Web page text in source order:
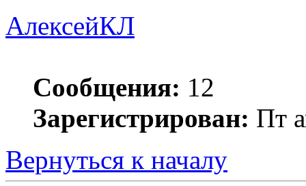
АлексейКЛ
Сообщения: 12
Зарегистрирован: Пт
Вернуться к началу